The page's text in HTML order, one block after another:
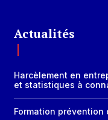
Actualités
Harcèlement en
et statistiques à
Formation prévention